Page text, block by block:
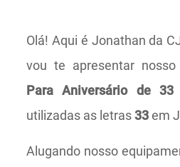
Olá! Aqui é Jonathan da
vou te apresentar nosso
Para Aniversário de 33
utilizadas as letras33em
Alugando nosso